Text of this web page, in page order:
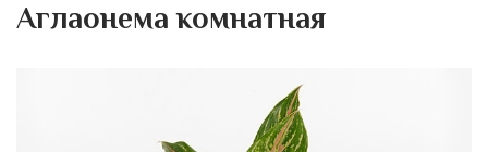
Аглаонема комнатная